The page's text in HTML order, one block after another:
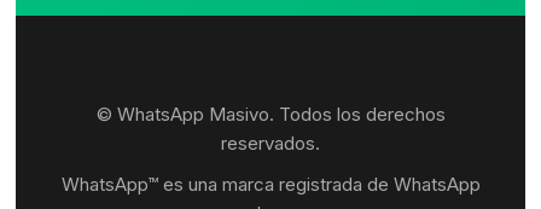
© WhatsApp Masivo. Todos los derechos
reservados.
WhatsApp™ es una marca registrada de WhatsApp